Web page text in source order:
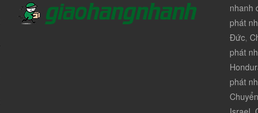
nhanh
phát
Đức,
phát
phát